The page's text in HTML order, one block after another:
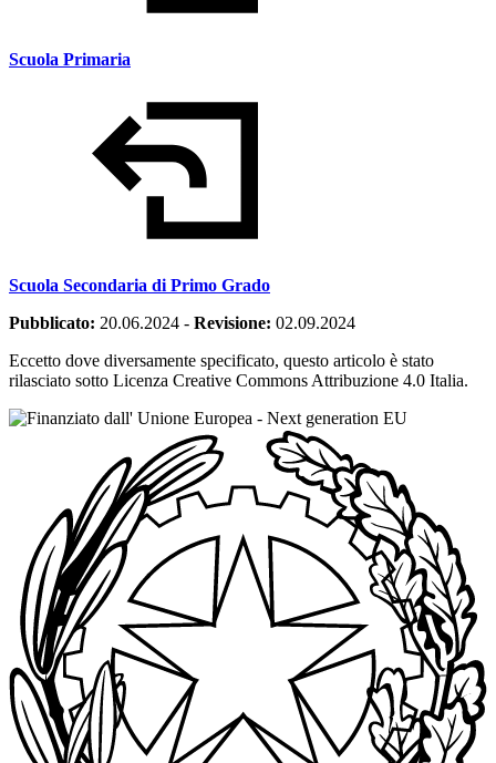
Scuola Primaria
Scuola Secondaria di Primo Grado
Pubblicato: 20.06.2024 - Revisione: 02.09.2024
Eccetto dove diversamente specificato, questo articolo è stato
rilasciato sotto Licenza Creative Commons Attribuzione 4.0 Italia.